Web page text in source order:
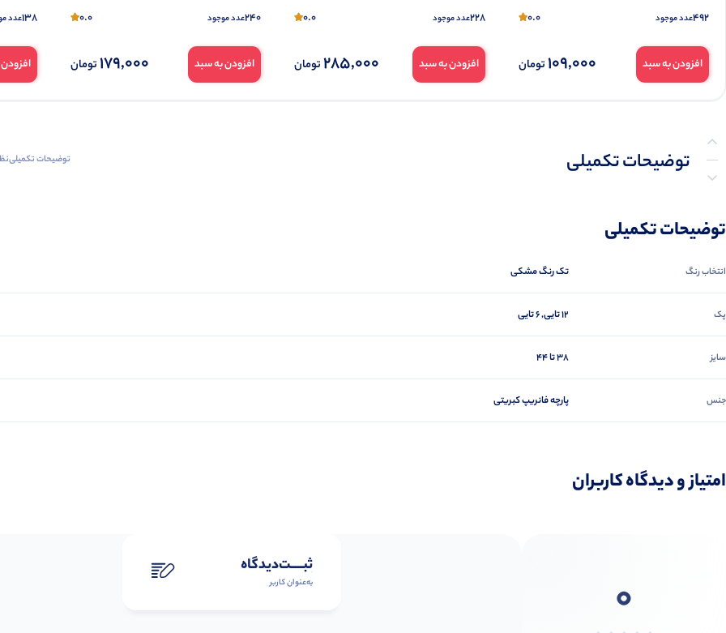
492عدد موجود 0.0
افزودن به سبد 109,000تومان
228عدد موجود 0.0
افزودن به سبد 285,000تومان
240عدد موجود 0.0
افزودن به سبد 179,000تومان
138عدد
توضیحات تکمیلی
توضیحات تکمیلی
توضیحات تکمیلی
انتخاب رنگ تک رنگ مشکی‌
پک 12 تایی, 6 تایی
سایز ۳۸ تا ۴۴
جنس پارچه فانریپ کبریتی
امتیاز و دیدگاه کاربران
0
ثبـــــت‌دیدگاه
به‌عنوان کاربر